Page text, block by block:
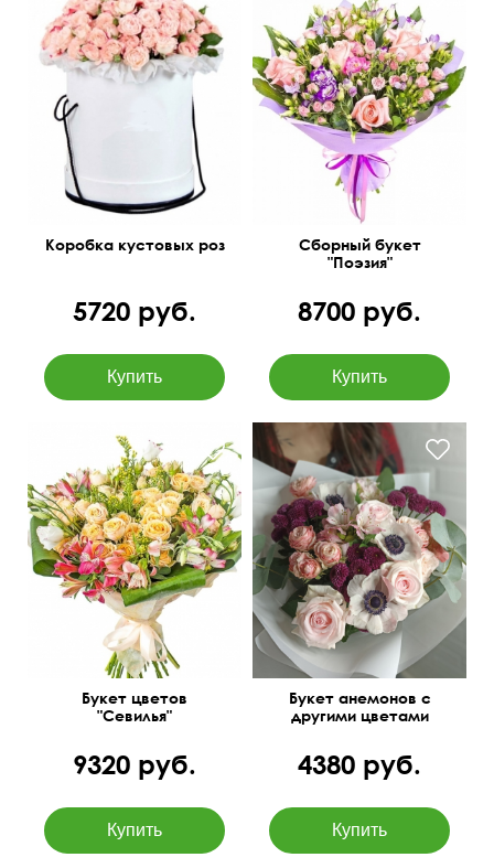
Высокая стойкость
Коробка кустовых роз
5720 руб.
Роза, эустома, фрезия,
листья фисташки, фатсия
Сборный букет
"Поэзия"
8700 руб.
55 см 45 см
Букет цветов
"Севилья"
9320 руб.
Анемоны, пионовидны
розы бомбастик, сантини,
альстромерия, эвкалипт
Цинера
Букет анемонов с
другими цветами
4380 руб.